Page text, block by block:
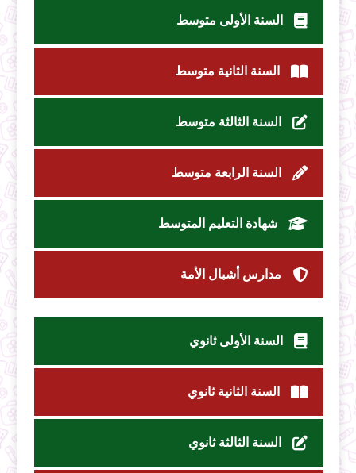
السنة الأولى متوسط
السنة الثانية متوسط
السنة الثالثة متوسط
السنة الرابعة متوسط
شهادة التعليم المتوسط
مدارس أشبال الأمة
السنة الأولى ثانوي
السنة الثانية ثانوي
السنة الثالثة ثانوي